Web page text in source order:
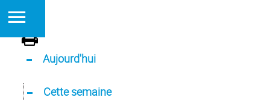
Aujourd'hui
Cette semaine